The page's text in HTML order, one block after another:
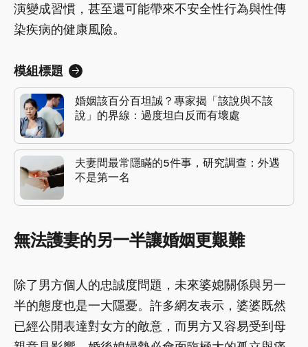
演變成習慣，甚至還可能帶來不安全性行為與性傳
染疾病的健康風險。
模組標題
婚姻該百分百坦誠？專家揭「該說與不該
說」的界線：過度坦白反而有壞處
夫妻間最常隱瞞的5件事，研究調查：外遇
不是第一名
無法護妻的另一半讓婚姻更艱難
除了男方個人的忠誠度問題，未來婆媳關係與另一
半的態度也是一大隱憂。許多網友表示，婆婆既然
已經公開表達對女方的敵意，而男方又容易受到母